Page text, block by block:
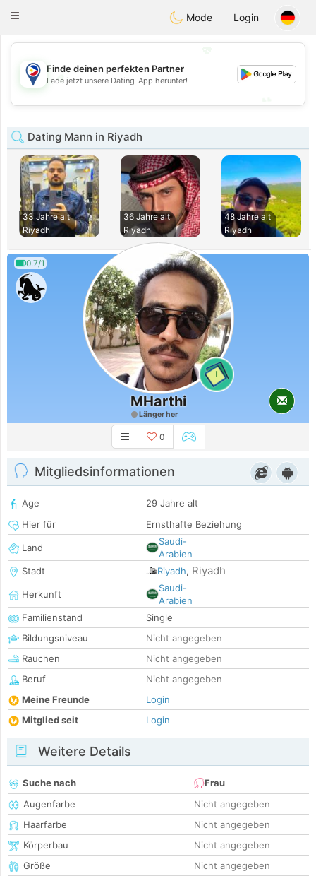
Philippines Chat
Toggle
Mode Login
💖
💕
Finde deinen perfekten Partner
Lade jetzt unsere Dating-App herunter!
Dating Mann in Riyadh
33 Jahre alt
Riyadh
36 Jahre alt
Riyadh
48 Jahre alt
Riyadh
0.7/1
1
MHarthi
Länger her
0
Mitgliedsinformationen
Age
29 Jahre alt
Hier für
Ernsthafte Beziehung
Land
Saudi-
Arabien
Stadt
Riyadh, Riyadh
Herkunft
Saudi-
Arabien
Familienstand
Single
Bildungsniveau
Nicht angegeben
Rauchen
Nicht angegeben
Beruf
Nicht angegeben
Meine Freunde
Login
Mitglied seit
Login
Weitere Details
Suche nach
Frau
Augenfarbe
Nicht angegeben
Haarfarbe
Nicht angegeben
Körperbau
Nicht angegeben
Größe
Nicht angegeben